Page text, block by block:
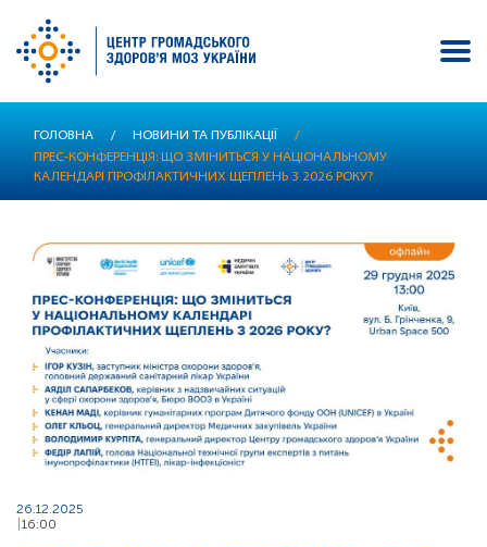
ГОЛОВНА / НОВИНИ ТА ПУБЛІКАЦІЇ
/
ПРЕС-КОНФЕРЕНЦІЯ: ЩО ЗМІНИТЬСЯ У НАЦІОНАЛЬНОМУ
КАЛЕНДАРІ ПРОФІЛАКТИЧНИХ ЩЕПЛЕНЬ З 2026 РОКУ?
26.12.2025
16:00